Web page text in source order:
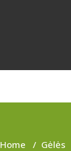
Home / Gėlės